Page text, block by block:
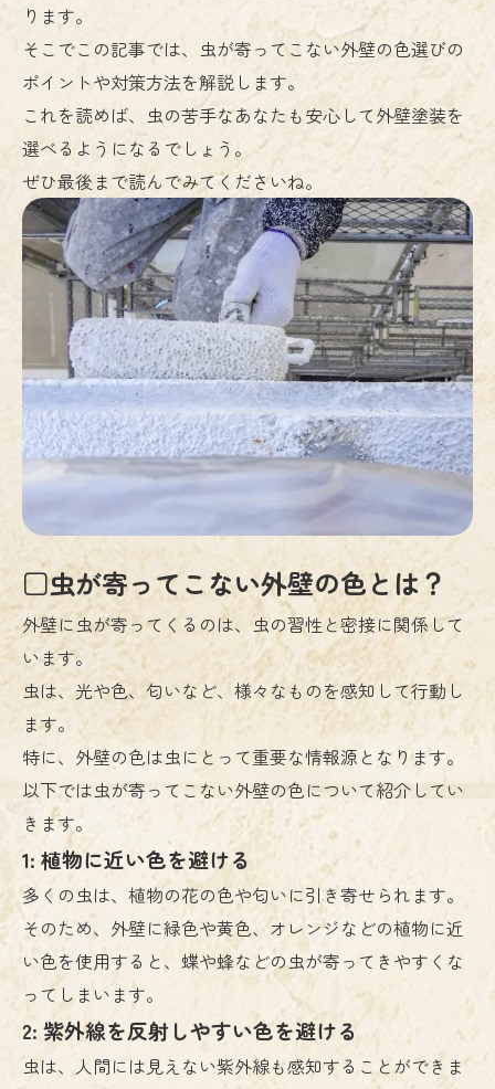
ります。
そこでこの記事では、虫が寄ってこない外壁の色選びの
ポイントや対策方法を解説します。
これを読めば、虫の苦手なあなたも安心して外壁塗装を
選べるようになるでしょう。
ぜひ最後まで読んでみてくださいね。
□虫が寄ってこない外壁の色とは？
外壁に虫が寄ってくるのは、虫の習性と密接に関係して
います。
虫は、光や色、匂いなど、様々なものを感知して行動し
ます。
特に、外壁の色は虫にとって重要な情報源となります。
以下では虫が寄ってこない外壁の色について紹介してい
きます。
1: 植物に近い色を避ける
多くの虫は、植物の花の色や匂いに引き寄せられます。
そのため、外壁に緑色や黄色、オレンジなどの植物に近
い色を使用すると、蝶や蜂などの虫が寄ってきやすくな
ってしまいます。
2: 紫外線を反射しやすい色を避ける
虫は、人間には見えない紫外線も感知することができま